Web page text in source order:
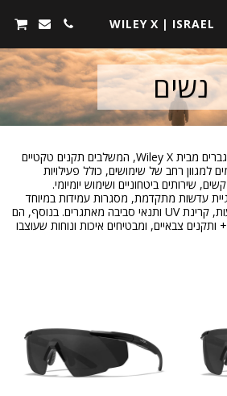
WILEY X | ISRAEL
נשים
משקפי שמש ומשקפי מגן לגברים מבית Wiley X, המשלבים תקנים טקטיים
למגוון רחב של שימושים, כולל פעילויות
שירותים ביטחוניים ושימוש יומיומי.
עדשות מתקדמת, מסגרות עמידות במיוחד
והגנה מקסימלית מפני פגיעות, קרינת UV ותנאי סביבה מאתגרים. בנוסף, הם
עומדים בתקני ANSI Z87.1+ ותקנים צבאיים, ומבטיחים איכות ונוחות שעוצבו